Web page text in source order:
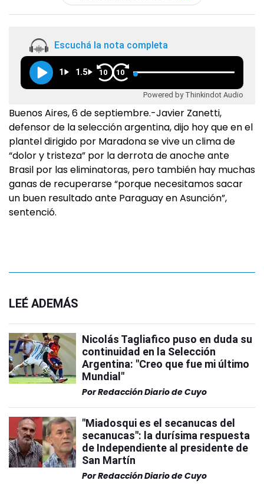
Escuchá la nota completa
1 1.5 10 10
Powered by Thinkindot Audio
Buenos Aires, 6 de septiembre.-Javier Zanetti,
defensor de la selección argentina, dijo hoy que en el
plantel dirigido por Maradona se vive un clima de
“dolor y tristeza” por la derrota de anoche ante
Brasil por las eliminatoras, pero también hay muchas
ganas de recuperarse “porque necesitamos sacar
un buen resultado ante Paraguay en Asunción”,
sentenció.
LEÉ ADEMÁS
Nicolás Tagliafico puso en duda su
continuidad en la Selección
Argentina: "Creo que fue mi último
Mundial"
PorRedacción Diario de Cuyo
"Miadosqui es el secanucas del
secanucas": la durísima respuesta
de Independiente al presidente de
San Martín
PorRedacción Diario de Cuyo